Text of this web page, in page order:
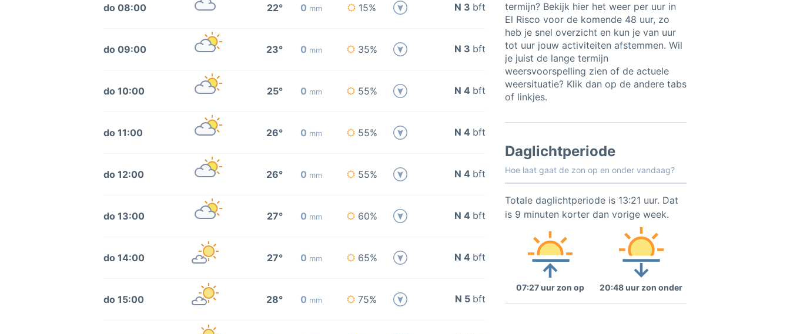
do 08:00 22° 0 mm 15% N 3 bft
do 09:00 23° 0 mm 35% N 3 bft
do 10:00 25° 0 mm 55% N 4 bft
do 11:00 26° 0 mm 55% N 4 bft
do 12:00 26° 0 mm 55% N 4 bft
do 13:00 27° 0 mm 60% N 4 bft
do 14:00 27° 0 mm 65% N 4 bft
do 15:00 28° 0 mm 75% N 5 bft
termijn? Bekijk hier het weer per uur in
El Risco voor de komende 48 uur, zo
heb je snel overzicht en kun je van uur
tot uur jouw activiteiten afstemmen. Wil
je juist de lange termijn
weersvoorspelling zien of de actuele
weersituatie? Klik dan op de andere tabs
of linkjes.
Daglichtperiode
Hoe laat gaat de zon op en onder vandaag?
Totale daglichtperiode is 13:21 uur. Dat
is 9 minuten korter dan vorige week.
07:27 uur zon op 20:48 uur zon onder